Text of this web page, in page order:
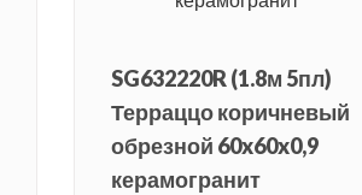
SG632220R (1.8м 5пл)
Терраццо коричневый
обрезной 60x60x0,9
керамогранит